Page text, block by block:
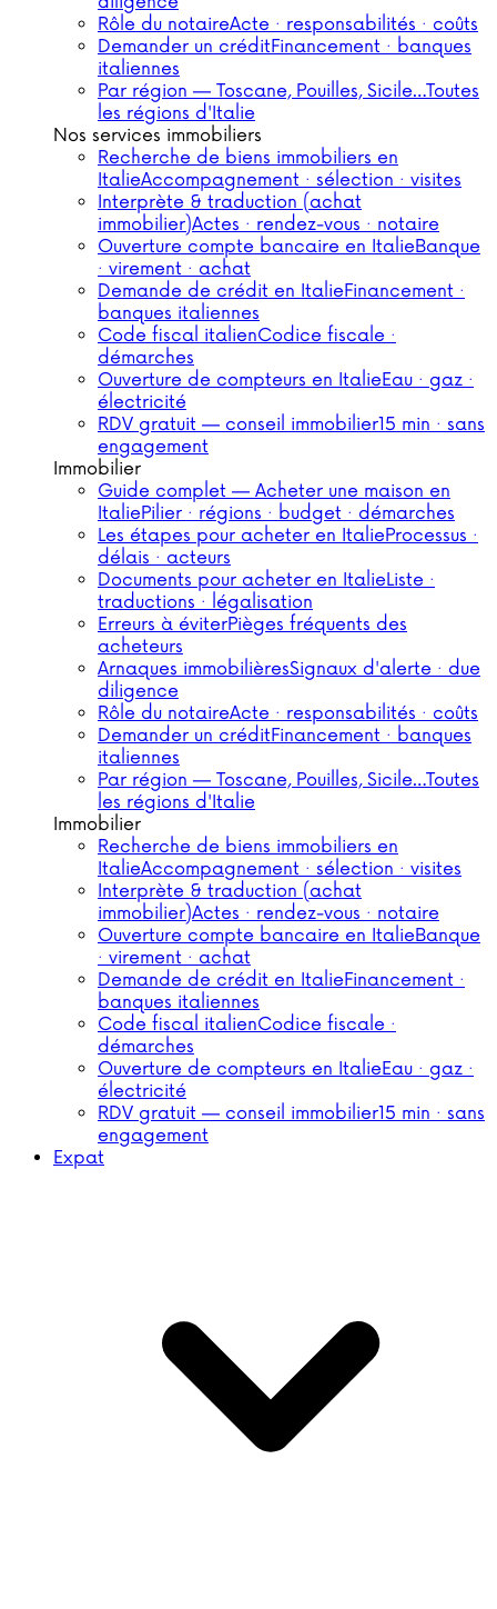
Rôle du notaireActe · responsabilités · coûts
Demander un créditFinancement · banques
italiennes
Par région — Toscane, Pouilles, Sicile…Toutes
les régions d'Italie
Nos services immobiliers
Recherche de biens immobiliers en
ItalieAccompagnement · sélection · visites
Interprète & traduction (achat
immobilier)Actes · rendez-vous · notaire
Ouverture compte bancaire en ItalieBanque
· virement · achat
Demande de crédit en ItalieFinancement ·
banques italiennes
Code fiscal italienCodice fiscale ·
démarches
Ouverture de compteurs en ItalieEau · gaz ·
électricité
RDV gratuit — conseil immobilier15 min · sans
engagement
Immobilier
Guide complet — Acheter une maison en
ItaliePilier · régions · budget · démarches
Les étapes pour acheter en ItalieProcessus ·
délais · acteurs
Documents pour acheter en ItalieListe ·
traductions · légalisation
Erreurs à éviterPièges fréquents des
acheteurs
Arnaques immobilièresSignaux d'alerte · due
diligence
Rôle du notaireActe · responsabilités · coûts
Demander un créditFinancement · banques
italiennes
Par région — Toscane, Pouilles, Sicile…Toutes
les régions d'Italie
Immobilier
Recherche de biens immobiliers en
ItalieAccompagnement · sélection · visites
Interprète & traduction (achat
immobilier)Actes · rendez-vous · notaire
Ouverture compte bancaire en ItalieBanque
· virement · achat
Demande de crédit en ItalieFinancement ·
banques italiennes
Code fiscal italienCodice fiscale ·
démarches
Ouverture de compteurs en ItalieEau · gaz ·
électricité
RDV gratuit — conseil immobilier15 min · sans
engagement
Expat